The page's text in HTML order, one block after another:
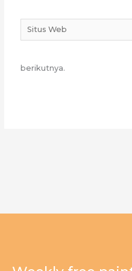
Situs
Web
berikutnya.